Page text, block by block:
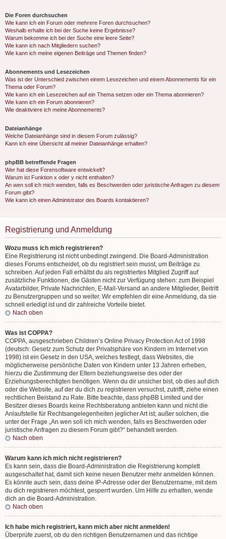
Die Foren durchsuchen
Wie kann ich ein Forum oder mehrere Foren durchsuchen?
Weshalb erhalte ich bei der Suche keine Ergebnisse?
Warum bekomme ich bei der Suche eine leere Seite?
Wie kann ich nach Mitgliedern suchen?
Wie kann ich meine eigenen Beiträge und Themen finden?
Abonnements und Lesezeichen
Was ist der Unterschied zwischen einem Lesezeichen und einem Abonnements für ein
Thema oder Forum?
Wie kann ich ein Lesezeichen auf ein Thema setzen oder ein Thema abonnieren?
Wie kann ich ein Forum abonnieren?
Wie deaktiviere ich meine Abonnements?
Dateianhänge
Welche Dateianhänge sind in diesem Forum zulässig?
Kann ich eine Übersicht all meiner Dateianhänge erhalten?
phpBB betreffende Fragen
Wer hat diese Forensoftware entwickelt?
Warum ist Funktion x oder y nicht enthalten?
An wen soll ich mich wenden, falls es Beschwerden oder juristische Anfragen zu diesem
Forum gibt?
Wie kann ich einen Administrator des Boards kontaktieren?
Registrierung und Anmeldung
Wozu muss ich mich registrieren?
Eine Registrierung ist nicht unbedingt zwingend. Die Board-Administration
dieses Forums entscheidet, ob du registriert sein musst, um Beiträge zu
schreiben. Auf jeden Fall erhältst du als registriertes Mitglied Zugriff auf
zusätzliche Funktionen, die Gästen nicht zur Verfügung stehen: zum Beispiel
Avatarbilder, Private Nachrichten, E-Mail-Versand an andere Mitglieder, Beitritt
zu Benutzergruppen und so weiter. Wir empfehlen dir eine Anmeldung, da sie
schnell erledigt ist und dir zahlreiche Vorteile bietet.
Nach oben
Was ist COPPA?
COPPA, ausgeschrieben Children’s Online Privacy Protection Act of 1998
(deutsch: Gesetz zum Schutz der Privatsphäre von Kindern im Internet von
1998) ist ein Gesetz in den USA, welches festlegt, dass Websites, die
möglicherweise persönliche Daten von Kindern unter 13 Jahren erheben,
hierzu die Zustimmung der Eltern beziehungsweise des oder der
Erziehungsberechtigten benötigen. Wenn du dir unsicher bist, ob dies auf dich
oder die Website, auf der du dich zu registrieren versuchst, zutrifft, ziehe einen
rechtlichen Beistand zu Rate. Bitte beachte, dass phpBB Limited und der
Besitzer dieses Boards keine Rechtsberatung anbieten kann und nicht die
Anlaufstelle für Rechtsangelegenheiten jeglicher Art ist; außer solchen, die
unter der Frage „An wen soll ich mich wenden, falls es Beschwerden oder
juristische Anfragen zu diesem Forum gibt?“ behandelt werden.
Nach oben
Warum kann ich mich nicht registrieren?
Es kann sein, dass die Board-Administration die Registrierung komplett
ausgeschaltet hat, damit sich keine neuen Benutzer mehr anmelden können.
Es könnte auch sein, dass deine IP-Adresse oder der Benutzername, mit dem
du dich registrieren möchtest, gesperrt wurden. Um Hilfe zu erhalten, wende
dich an die Board-Administration.
Nach oben
Ich habe mich registriert, kann mich aber nicht anmelden!
Überprüfe zuerst, ob du den richtigen Benutzernamen und das richtige